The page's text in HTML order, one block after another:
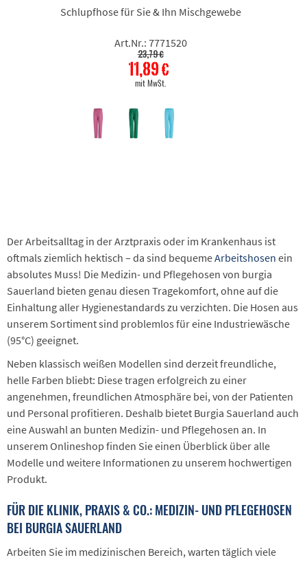
Schlupfhose für Sie & Ihn Mischgewebe
Art.Nr.: 7771520
23,79 €
11,89 €
mit MwSt.
Der Arbeitsalltag in der Arztpraxis oder im Krankenhaus ist
oftmals ziemlich hektisch – da sind bequemeArbeitshosen ein
absolutes Muss! Die Medizin- und Pflegehosen von burgia
Sauerland bieten genau diesen Tragekomfort, ohne auf die
Einhaltung aller Hygienestandards zu verzichten. Die Hosen aus
unserem Sortiment sind problemlos für eine Industriewäsche
(95°C) geeignet.
Neben klassisch weißen Modellen sind derzeit freundliche,
helle Farben bliebt: Diese tragen erfolgreich zu einer
angenehmen, freundlichen Atmosphäre bei, von der Patienten
und Personal profitieren. Deshalb bietet Burgia Sauerland auch
eine Auswahl an bunten Medizin- und Pflegehosen an. In
unserem Onlineshop finden Sie einen Überblick über alle
Modelle und weitere Informationen zu unserem hochwertigen
Produkt.
FÜR DIE KLINIK, PRAXIS & CO.: MEDIZIN- UND PFLEGEHOSEN
BEI BURGIA SAUERLAND
Arbeiten Sie im medizinischen Bereich, warten täglich viele